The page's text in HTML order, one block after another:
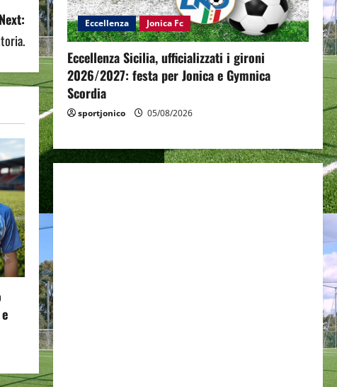
Next:
Eccellenza Jonica Fc
Eccellenza Sicilia, ufficializzati i gironi
2026/2027: festa per Jonica e Gymnica
Scordia
sportjonico 05/08/2026